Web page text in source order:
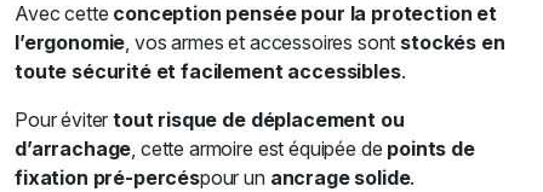
Avec cette conception pensée pour la protection et
l’ergonomie, vos armes et accessoires sont stockés en
toute sécurité et facilement accessibles.
Pour évitertout risque de déplacement ou
d’arrachage, cette armoire est équipée de points de
fixation pré-percéspour un ancrage solide.